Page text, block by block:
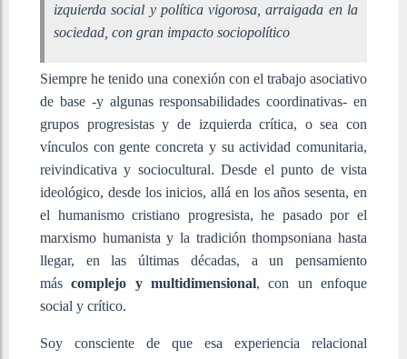
izquierda social y política vigorosa, arraigada en la
sociedad, con gran impacto sociopolítico
Siempre he tenido una conexión con el trabajo asociativo
de base -y algunas responsabilidades coordinativas- en
grupos progresistas y de izquierda crítica, o sea con
vínculos con gente concreta y su actividad comunitaria,
reivindicativa y sociocultural. Desde el punto de vista
ideológico, desde los inicios, allá en los años sesenta, en
el humanismo cristiano progresista, he pasado por el
marxismo humanista y la tradición thompsoniana hasta
llegar, en las últimas décadas, a un pensamiento
máscomplejo y multidimensional, con un enfoque
social y crítico.
Soy consciente de que esa experiencia relacional